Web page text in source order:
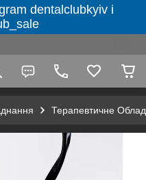
dentalclubkyiv і
Терапевтичне